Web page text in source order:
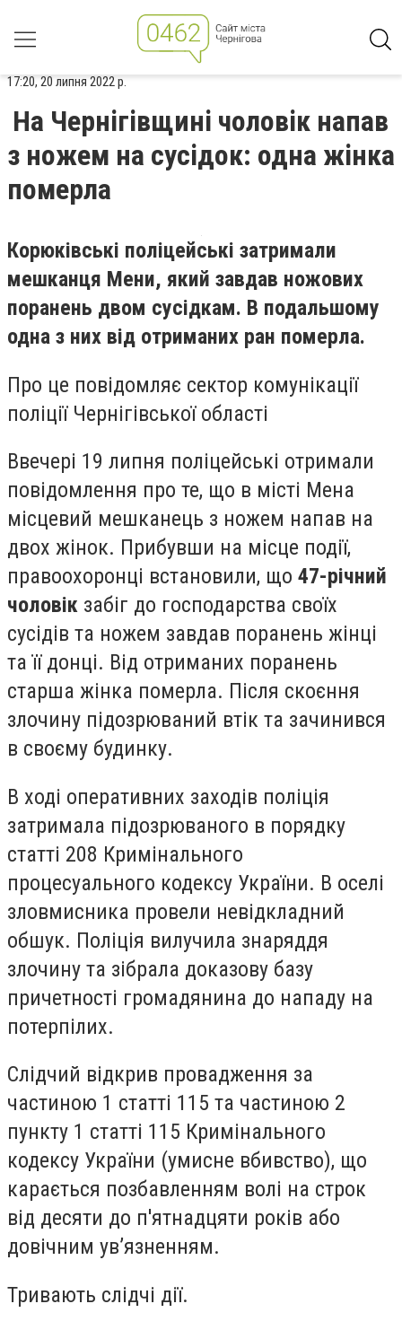
17:20, 20 липня 2022 р.
На Чернігівщині чоловік напав
з ножем на сусідок: одна жінка
померла
Корюківські поліцейські затримали
мешканця Мени, який завдав ножових
поранень двом сусідкам. В подальшому
одна з них від отриманих ран померла.
Про це повідомляє сектор комунікації
поліції Чернігівської області
Ввечері 19 липня поліцейські отримали
повідомлення про те, що в місті Мена
місцевий мешканець з ножем напав на
двох жінок. Прибувши на місце події,
правоохоронці встановили, що 47-річний
чоловік забіг до господарства своїх
сусідів та ножем завдав поранень жінці
та її донці. Від отриманих поранень
старша жінка померла. Після скоєння
злочину підозрюваний втік та зачинився
в своєму будинку.
В ході оперативних заходів поліція
затримала підозрюваного в порядку
статті 208 Кримінального
процесуального кодексу України. В оселі
зловмисника провели невідкладний
обшук. Поліція вилучила знаряддя
злочину та зібрала доказову базу
причетності громадянина до нападу на
потерпілих.
Слідчий відкрив провадження за
частиною 1 статті 115 та частиною 2
пункту 1 статті 115 Кримінального
кодексу України (умисне вбивство), що
карається позбавленням волі на строк
від десяти до п'ятнадцяти років або
довічним ув’язненням.
Тривають слідчі дії.